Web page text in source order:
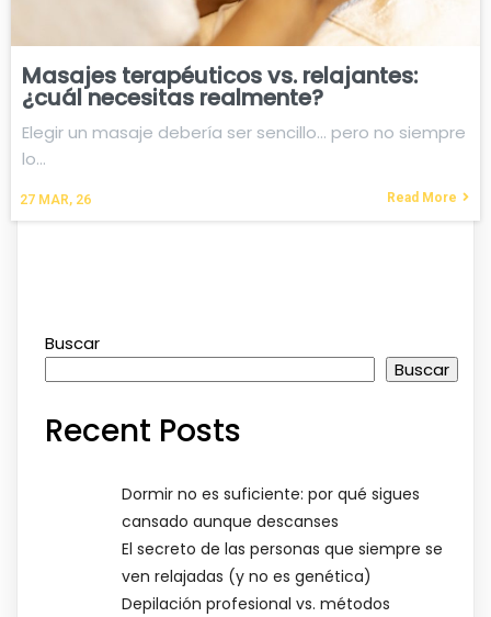
Masajes terapéuticos vs. relajantes:
¿cuál necesitas realmente?
27 MAR, 26
Elegir un masaje debería ser sencillo… pero no siempre
lo…
Read More
Buscar
Buscar
Recent Posts
Dormir no es suficiente: por qué sigues
cansado aunque descanses
El secreto de las personas que siempre se
ven relajadas (y no es genética)
Depilación profesional vs. métodos